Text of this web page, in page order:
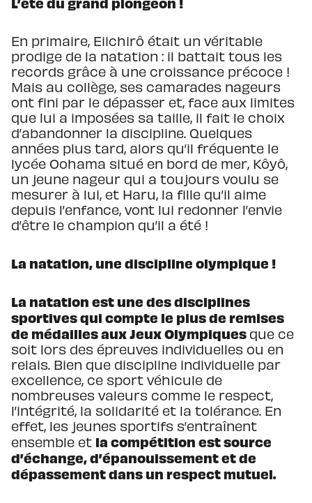
En primaire, Eiichirô était un véritable
prodige de la natation : il battait tous les
records grâce à une croissance précoce !
Mais au collège, ses camarades nageurs
ont fini par le dépasser et, face aux limites
que lui a imposées sa taille, il fait le choix
d’abandonner la discipline. Quelques
années plus tard, alors qu’il fréquente le
lycée Oohama situé en bord de mer, Kôyô,
un jeune nageur qui a toujours voulu se
mesurer à lui, et Haru, la fille qu’il aime
depuis l’enfance, vont lui redonner l’envie
d’être le champion qu’il a été !
La natation, une discipline olympique !
La natation est une des disciplines
sportives qui compte le plus de remises
de médailles aux Jeux Olympiquesque ce
soit lors des épreuves individuelles ou en
relais. Bien que discipline individuelle par
excellence, ce sport véhicule de
nombreuses valeurs comme le respect,
l’intégrité, la solidarité et la tolérance. En
effet, les jeunes sportifs s’entraînent
ensemble et la compétition est source
d’échange, d’épanouissement et de
dépassement dans un respect mutuel.